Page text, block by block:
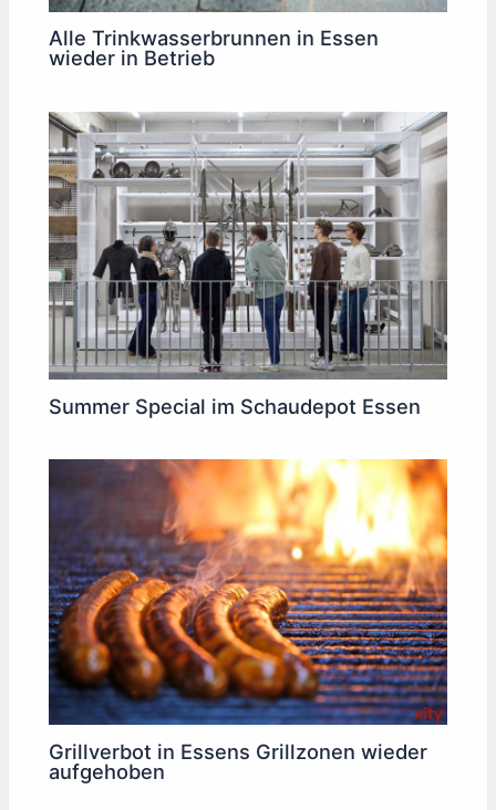
Alle Trinkwasserbrunnen in Essen
wieder in Betrieb
Summer Special im Schaudepot Essen
Grillverbot in Essens Grillzonen wieder
aufgehoben